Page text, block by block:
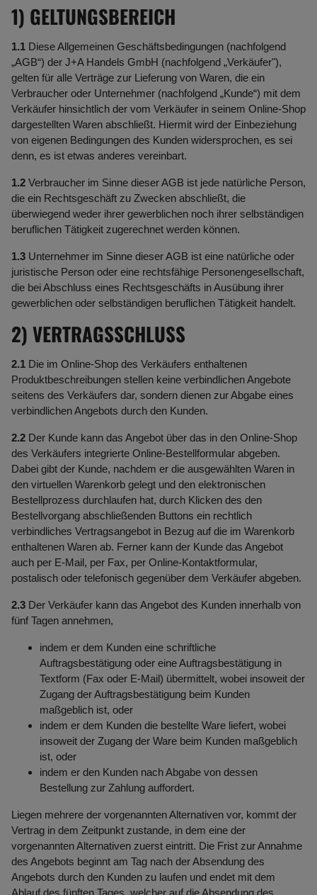
1) GELTUNGSBEREICH
1.1 Diese Allgemeinen Geschäftsbedingungen (nachfolgend
„AGB“) der J+A Handels GmbH (nachfolgend „Verkäufer"),
gelten für alle Verträge zur Lieferung von Waren, die ein
Verbraucher oder Unternehmer (nachfolgend „Kunde“) mit dem
Verkäufer hinsichtlich der vom Verkäufer in seinem Online-Shop
dargestellten Waren abschließt. Hiermit wird der Einbeziehung
von eigenen Bedingungen des Kunden widersprochen, es sei
denn, es ist etwas anderes vereinbart.
1.2 Verbraucher im Sinne dieser AGB ist jede natürliche Person,
die ein Rechtsgeschäft zu Zwecken abschließt, die
überwiegend weder ihrer gewerblichen noch ihrer selbständigen
beruflichen Tätigkeit zugerechnet werden können.
1.3 Unternehmer im Sinne dieser AGB ist eine natürliche oder
juristische Person oder eine rechtsfähige Personengesellschaft,
die bei Abschluss eines Rechtsgeschäfts in Ausübung ihrer
gewerblichen oder selbständigen beruflichen Tätigkeit handelt.
2) VERTRAGSSCHLUSS
2.1 Die im Online-Shop des Verkäufers enthaltenen
Produktbeschreibungen stellen keine verbindlichen Angebote
seitens des Verkäufers dar, sondern dienen zur Abgabe eines
verbindlichen Angebots durch den Kunden.
2.2 Der Kunde kann das Angebot über das in den Online-Shop
des Verkäufers integrierte Online-Bestellformular abgeben.
Dabei gibt der Kunde, nachdem er die ausgewählten Waren in
den virtuellen Warenkorb gelegt und den elektronischen
Bestellprozess durchlaufen hat, durch Klicken des den
Bestellvorgang abschließenden Buttons ein rechtlich
verbindliches Vertragsangebot in Bezug auf die im Warenkorb
enthaltenen Waren ab. Ferner kann der Kunde das Angebot
auch per E-Mail, per Fax, per Online-Kontaktformular,
postalisch oder telefonisch gegenüber dem Verkäufer abgeben.
2.3 Der Verkäufer kann das Angebot des Kunden innerhalb von
fünf Tagen annehmen,
indem er dem Kunden eine schriftliche
Auftragsbestätigung oder eine Auftragsbestätigung in
Textform (Fax oder E-Mail) übermittelt, wobei insoweit der
Zugang der Auftragsbestätigung beim Kunden
maßgeblich ist, oder
indem er dem Kunden die bestellte Ware liefert, wobei
insoweit der Zugang der Ware beim Kunden maßgeblich
ist, oder
indem er den Kunden nach Abgabe von dessen
Bestellung zur Zahlung auffordert.
Liegen mehrere der vorgenannten Alternativen vor, kommt der
Vertrag in dem Zeitpunkt zustande, in dem eine der
vorgenannten Alternativen zuerst eintritt. Die Frist zur Annahme
des Angebots beginnt am Tag nach der Absendung des
Angebots durch den Kunden zu laufen und endet mit dem
Ablauf des fünften Tages, welcher auf die Absendung des